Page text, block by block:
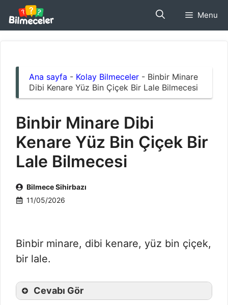
İçeriğe
atla
Menu
Ana sayfa - Kolay Bilmeceler - Binbir Minare
Dibi Kenare Yüz Bin Çiçek Bir Lale Bilmecesi
Binbir Minare Dibi
Kenare Yüz Bin Çiçek Bir
Lale Bilmecesi
Bilmece Sihirbazı
11/05/2026
Binbir minare, dibi kenare, yüz bin çiçek,
bir lale.
Cevabı Gör